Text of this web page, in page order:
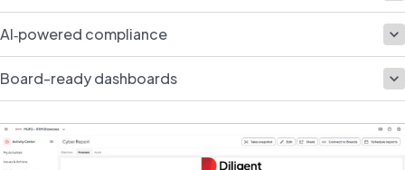
AI‑powered compliance
Board-ready dashboards